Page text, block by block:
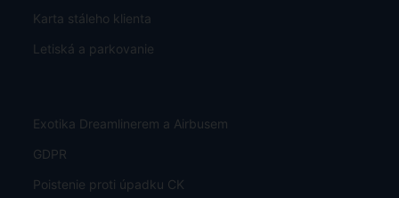
Karta stáleho klienta
Letiská a parkovanie
Exotika Dreamlinerem a Airbusem
GDPR
Poistenie proti úpadku CK